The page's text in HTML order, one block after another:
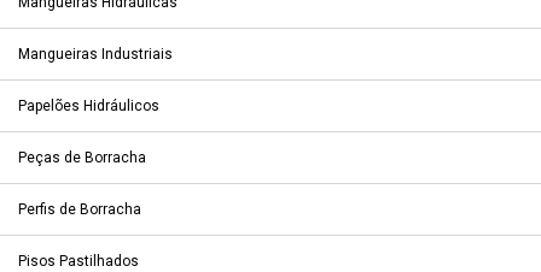
Mangueiras Industriais
Papelões Hidráulicos
Peças de Borracha
Perfis de Borracha
Pisos Pastilhados